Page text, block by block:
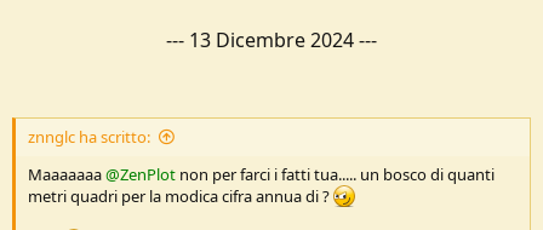
--- 13 Dicembre 2024---
znnglc ha scritto:
Maaaaaaa@ZenPlot non per farci i fatti tua..... un bosco di quanti
metri quadri per la modica cifra annua di ?